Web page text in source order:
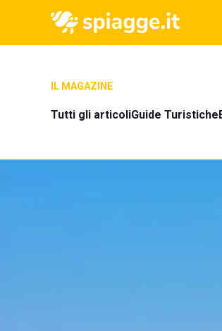
IL MAGAZINE
Tutti gli articoliGuide Turistiche